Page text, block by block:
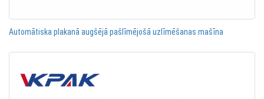
Automātiska plakanā augšējā pašlīmējošā uzlīmēšanas mašīna